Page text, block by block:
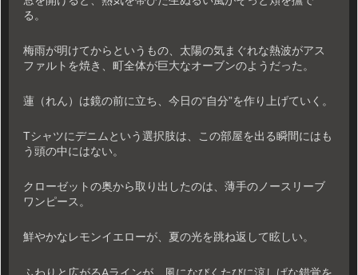
る。
梅雨が明けてからというもの、太陽の気まぐれな熱波がアス
ファルトを焼き、町全体が巨大なオーブンのようだった。
蓮（れん）は鏡の前に立ち、今日の“自分”を作り上げていく。
Tシャツにデニムという選択肢は、この部屋を出る瞬間にはも
う頭の中にはない。
クローゼットの奥から取り出したのは、薄手のノースリーブ
ワンピース。
鮮やかなレモンイエローが、夏の光を跳ね返して眩しい。
ふわりと広がるAラインが、風になびくたびに涼しげな錯覚を